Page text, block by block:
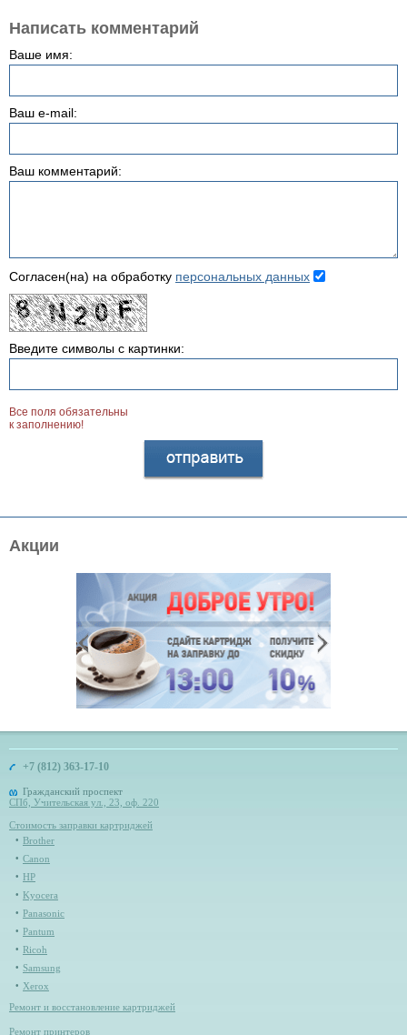
Акции
Написать комментарий
Ваше имя:
Ваш e-mail:
Ваш комментарий:
Согласен(на) на обработку персональных данных
Введите символы с картинки:
Все поля обязательны
к заполнению!
+7 (812) 363-17-10
Гражданский проспект
СПб, Учительская ул., 23, оф. 220
Стоимость заправки картриджей
Brother
Canon
HP
Kyocera
Panasonic
Pantum
Ricoh
Samsung
Xerox
Ремонт и восстановление картриджей
Ремонт принтеров